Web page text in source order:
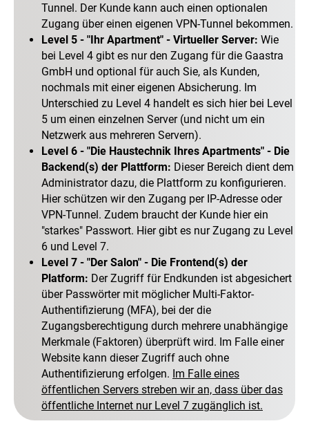
Tunnel. Der Kunde kann auch einen optionalen
Zugang über einen eigenen VPN-Tunnel bekommen.
Level 5 - "Ihr Apartment" - Virtueller Server: Wie
bei Level 4 gibt es nur den Zugang für die Gaastra
GmbH und optional für auch Sie, als Kunden,
nochmals mit einer eigenen Absicherung. Im
Unterschied zu Level 4 handelt es sich hier bei Level
5 um einen einzelnen Server (und nicht um ein
Netzwerk aus mehreren Servern).
Level 6 - "Die Haustechnik Ihres Apartments" - Die
Backend(s) der Plattform: Dieser Bereich dient dem
Administrator dazu, die Plattform zu konfigurieren.
Hier schützen wir den Zugang per IP-Adresse oder
VPN-Tunnel. Zudem braucht der Kunde hier ein
"starkes" Passwort. Hier gibt es nur Zugang zu Level
6 und Level 7.
Level 7 - "Der Salon" - Die Frontend(s) der
Platform: Der Zugriff für Endkunden ist abgesichert
über Passwörter mit möglicher Multi-Faktor-
Authentifizierung (MFA), bei der die
Zugangsberechtigung durch mehrere unabhängige
Merkmale (Faktoren) überprüft wird. Im Falle einer
Website kann dieser Zugriff auch ohne
Authentifizierung erfolgen. Im Falle eines
öffentlichen Servers streben wir an, dass über das
öffentliche Internet nur Level 7 zugänglich ist.